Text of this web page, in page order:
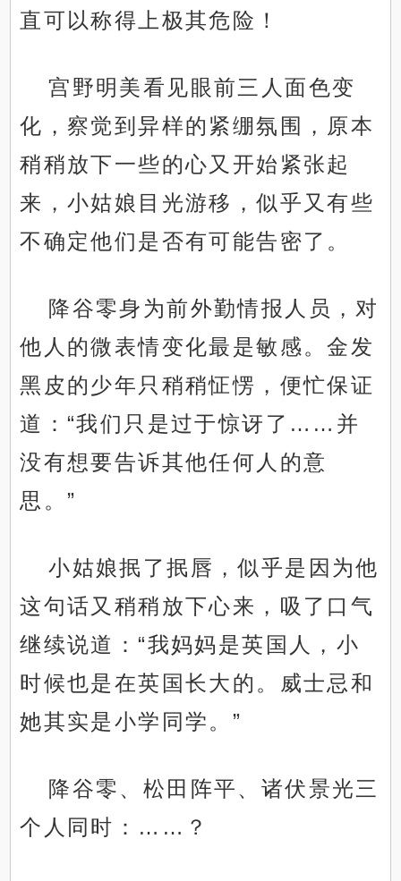
直可以称得上极其危险！
宫野明美看见眼前三人面色变
化，察觉到异样的紧绷氛围，原本
稍稍放下一些的心又开始紧张起
来，小姑娘目光游移，似乎又有些
不确定他们是否有可能告密了。
降谷零身为前外勤情报人员，对
他人的微表情变化最是敏感。金发
黑皮的少年只稍稍怔愣，便忙保证
道：“我们只是过于惊讶了……并
没有想要告诉其他任何人的意
思。”
小姑娘抿了抿唇，似乎是因为他
这句话又稍稍放下心来，吸了口气
继续说道：“我妈妈是英国人，小
时候也是在英国长大的。威士忌和
她其实是小学同学。”
降谷零、松田阵平、诸伏景光三
个人同时：……？